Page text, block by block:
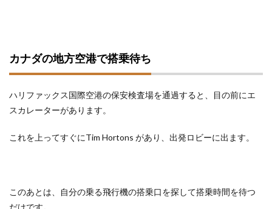
カナダの地方空港で搭乗待ち
ハリファックス国際空港の保安検査場を通過すると、目の前にエ
スカレーターがあります。
これを上ってすぐにTim Hortons があり、出発ロビーに出ます。
このあとは、自分の乗る飛行機の搭乗口を探して搭乗時間を待つ
だけです。